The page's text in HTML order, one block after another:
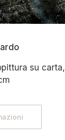
su carta,